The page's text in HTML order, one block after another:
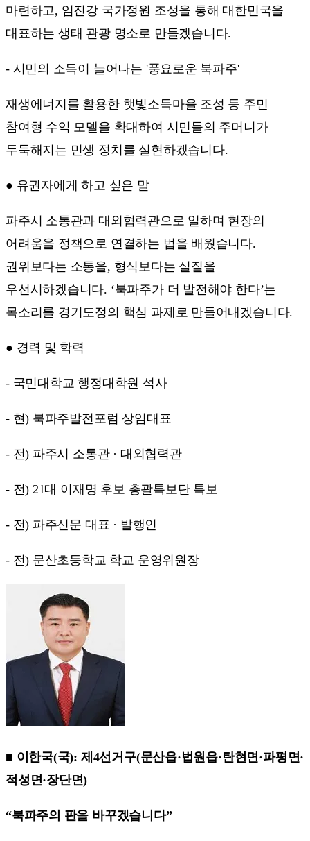
마련하고, 임진강 국가정원 조성을 통해 대한민국을
대표하는 생태 관광 명소로 만들겠습니다.
- 시민의 소득이 늘어나는 '풍요로운 북파주'
재생에너지를 활용한 햇빛소득마을 조성 등 주민
참여형 수익 모델을 확대하여 시민들의 주머니가
두둑해지는 민생 정치를 실현하겠습니다.
● 유권자에게 하고 싶은 말
파주시 소통관과 대외협력관으로 일하며 현장의
어려움을 정책으로 연결하는 법을 배웠습니다.
권위보다는 소통을, 형식보다는 실질을
우선시하겠습니다. ‘북파주가 더 발전해야 한다’는
목소리를 경기도정의 핵심 과제로 만들어내겠습니다.
● 경력 및 학력
- 국민대학교 행정대학원 석사
- 현) 북파주발전포럼 상임대표
- 전) 파주시 소통관 · 대외협력관
- 전) 21대 이재명 후보 총괄특보단 특보
- 전) 파주신문 대표 · 발행인
- 전) 문산초등학교 학교 운영위원장
■ 이한국(국): 제4선거구(문산읍·법원읍·탄현면·파평면·
적성면·장단면)
“북파주의 판을 바꾸겠습니다”